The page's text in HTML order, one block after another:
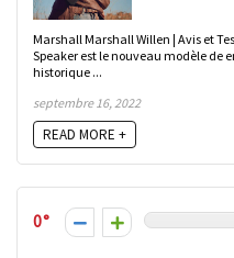
Marshall Marshall Willen | Avis et
Speaker est le nouveau modèle de
historique ...
septembre 16, 2022
READ MORE +
0